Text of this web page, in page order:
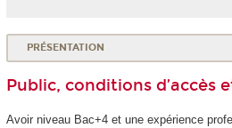
PRÉSENTATION
Public, conditions d’accès
Avoir niveau Bac+4 et une expérience